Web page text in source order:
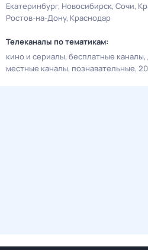
Екатеринбург Новосибирск Сочи
Ростов-на-Дону Краснодар
Телеканалы по тематикам:
кино и сериалы бесплатные каналы
местные каналы познавательные